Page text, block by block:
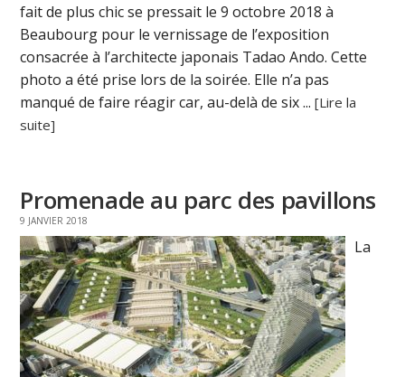
fait de plus chic se pressait le 9 octobre 2018 à
Beaubourg pour le vernissage de l’exposition
consacrée à l’architecte japonais Tadao Ando. Cette
photo a été prise lors de la soirée. Elle n’a pas
manqué de faire réagir car, au-delà de six ...[Lire la
suite]
Promenade au parc des pavillons
9 JANVIER 2018
La